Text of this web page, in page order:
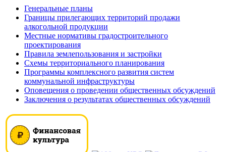
Генеральные планы
Границы прилегающих территорий продажи
алкогольной продукции
Местные нормативы градостроительного
проектирования
Правила землепользования и застройки
Схемы территориального планирования
Программы комплексного развития систем
коммунальной инфраструктуры
Оповещения о проведении общественных обсуждений
Заключения о результатах общественных обсуждений